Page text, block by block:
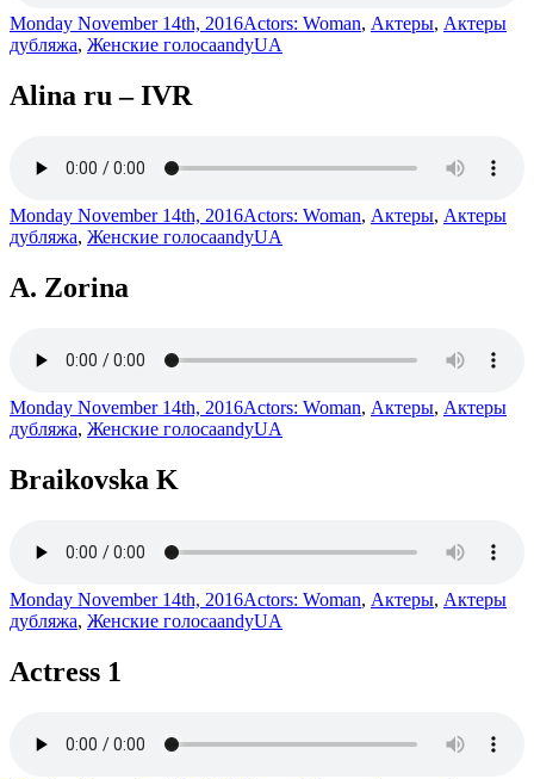
Monday November 14th, 2016Actors: Woman, Актеры, Актеры
дубляжа, Женские голосаandyUA
Alina ru – IVR
Monday November 14th, 2016Actors: Woman, Актеры, Актеры
дубляжа, Женские голосаandyUA
A. Zorina
Monday November 14th, 2016Actors: Woman, Актеры, Актеры
дубляжа, Женские голосаandyUA
Braikovska K
Monday November 14th, 2016Actors: Woman, Актеры, Актеры
дубляжа, Женские голосаandyUA
Actress 1